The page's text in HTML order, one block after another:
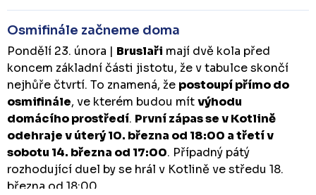
Osmifinále začneme doma
Pondělí 23. února | Bruslaři mají dvě kola před
koncem základní části jistotu, že v tabulce skončí
nejhůře čtvrtí. To znamená, že postoupí přímo do
osmifinále, ve kterém budou mítvýhodu
domácího prostředí. První zápas se v Kotlině
odehraje v úterý 10. března od 18:00 a třetí v
sobotu 14. března od 17:00. Případný pátý
rozhodující duel by se hrál v Kotlině ve středu 18.
března od 18:00.